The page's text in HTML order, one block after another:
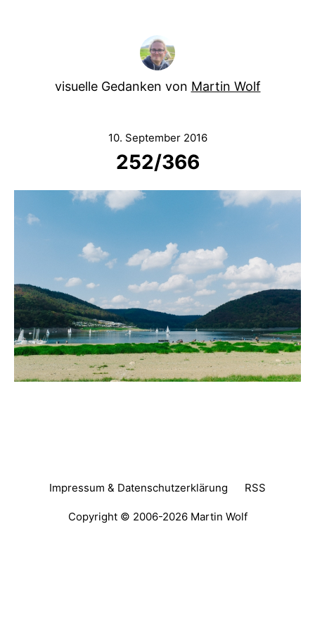
visuelle Gedanken von Martin Wolf
10. September 2016
252/366
Impressum & Datenschutzerklärung RSS
Copyright © 2006-2026 Martin Wolf